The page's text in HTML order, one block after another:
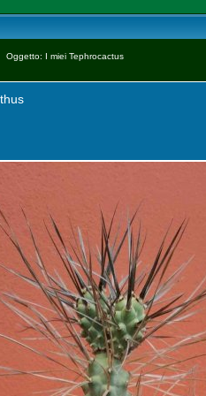
I miei Tephrocactus